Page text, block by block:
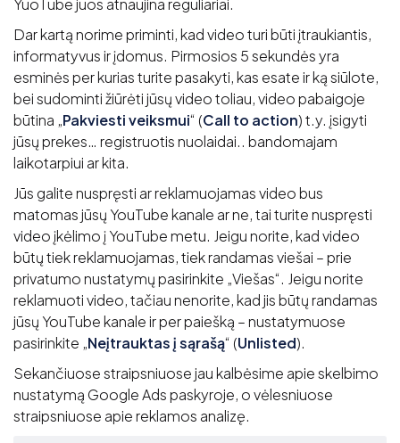
YuoTube juos atnaujina reguliariai.
Dar kartą norime priminti, kad video turi būti įtraukiantis,
informatyvus ir įdomus. Pirmosios 5 sekundės yra
esminės per kurias turite pasakyti, kas esate ir ką siūlote,
bei sudominti žiūrėti jūsų video toliau, video pabaigoje
būtina „Pakviesti veiksmui“ (Call to action) t.y. įsigyti
jūsų prekes… registruotis nuolaidai.. bandomajam
laikotarpiui ar kita.
Jūs galite nuspręsti ar reklamuojamas video bus
matomas jūsų YouTube kanale ar ne, tai turite nuspręsti
video įkėlimo į YouTube metu. Jeigu norite, kad video
būtų tiek reklamuojamas, tiek randamas viešai – prie
privatumo nustatymų pasirinkite „Viešas“. Jeigu norite
reklamuoti video, tačiau nenorite, kad jis būtų randamas
jūsų YouTube kanale ir per paiešką – nustatymuose
pasirinkite „Neįtrauktas į sąrašą“ (Unlisted).
Sekančiuose straipsniuose jau kalbėsime apie skelbimo
nustatymą Google Ads paskyroje, o vėlesniuose
straipsniuose apie reklamos analizę.